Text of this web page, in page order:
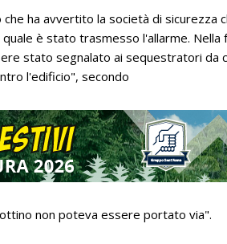
ha avvertito la società di sicurezza
è stato trasmesso l'allarme. Nella
stato segnalato ai sequestratori da
l'edificio", secondo
non poteva essere portato via".